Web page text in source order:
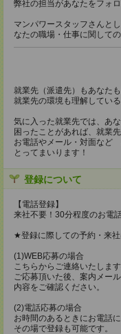
弊社の担当があなたをフォ
マンパワースタッフさんと
なたの職場・仕事に関して
就業先（派遣先）もあなた
就業先の環境も理解してい
気に入った就業先では、あ
困ったことがあれば、就業
お電話やメール・対面など
とってまいります！
登録について
【電話登録】
来社不要！30分程度のお電
★登録に際しての予約・来
(1)WEB応募の場合
こちらからご連絡いたしま
ご応募頂いた後、案内メー
内容をご確認ください。
(2)電話応募の場合
お時間のあるときにお電話
その場で登録も可能です。